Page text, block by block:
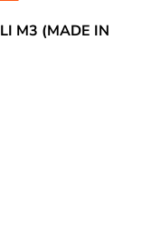
M3 (MADE IN